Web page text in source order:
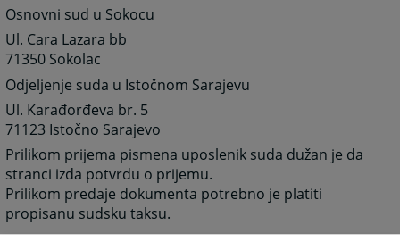
Osnovni sud u Sokocu
Ul. Cara Lazara bb
71350 Sokolac
Odjeljenje suda u Istočnom Sarajevu
Ul. Karađorđeva br. 5
71123 Istočno Sarajevo
Prilikom prijema pismena uposlenik suda dužan je da
stranci izda potvrdu o prijemu.
Prilikom predaje dokumenta potrebno je platiti
propisanu sudsku taksu.